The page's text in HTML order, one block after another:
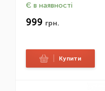
Є в наявності
999 грн.
Купити